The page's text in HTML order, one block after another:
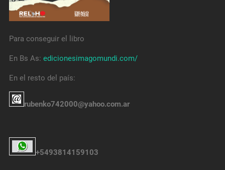
Para conseguir el libro
En Bs As: edicionesimagomundi.com/
En el resto del país:
rubenko742000@yahoo.com.ar
+5493814159103